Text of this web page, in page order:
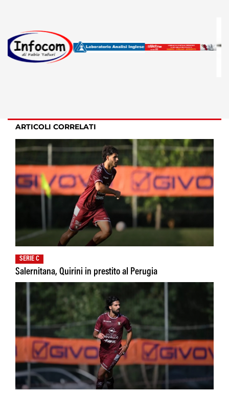
ARTICOLI CORRELATI
SERIE C
Salernitana, Quirini in prestito al Perugia